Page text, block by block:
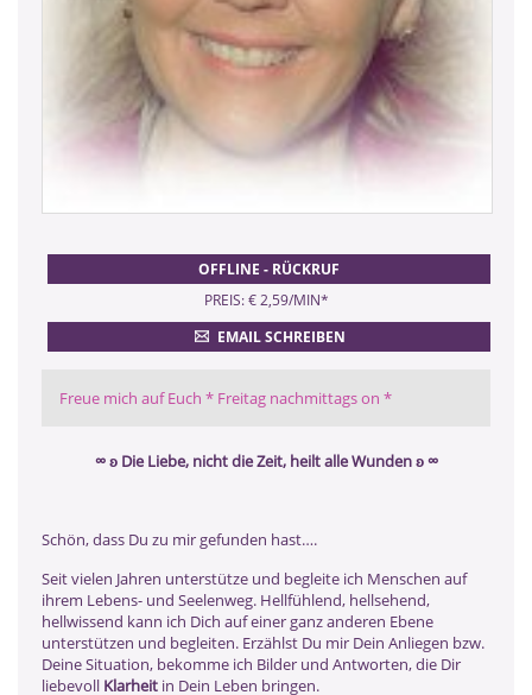
OFFLINE - RÜCKRUF
PREIS: € 2,59/MIN*
EMAIL SCHREIBEN
Freue mich auf Euch * Freitag nachmittags on *
∞ ʚ Die Liebe, nicht die Zeit, heilt alle Wunden ʚ ∞
Schön, dass Du zu mir gefunden hast….
Seit vielen Jahren unterstütze und begleite ich Menschen auf
ihrem Lebens- und Seelenweg. Hellfühlend, hellsehend,
hellwissend kann ich Dich auf einer ganz anderen Ebene
unterstützen und begleiten. Erzählst Du mir Dein Anliegen bzw.
Deine Situation, bekomme ich Bilder und Antworten, die Dir
liebevoll Klarheit in Dein Leben bringen.